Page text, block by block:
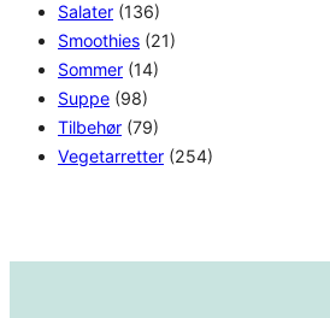
Salater (136)
Smoothies (21)
Sommer (14)
Suppe (98)
Tilbehør (79)
Vegetarretter (254)